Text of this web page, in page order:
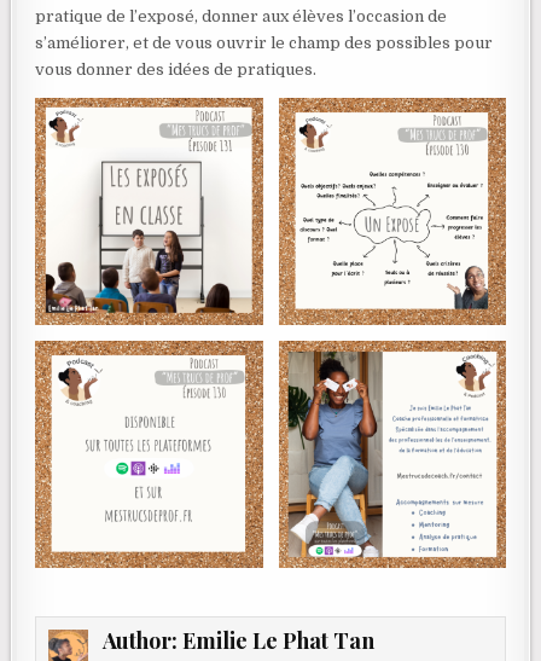
pratique de l’exposé, donner aux élèves l’occasion de
s’améliorer, et de vous ouvrir le champ des possibles pour
vous donner des idées de pratiques.
Author: Emilie Le Phat Tan